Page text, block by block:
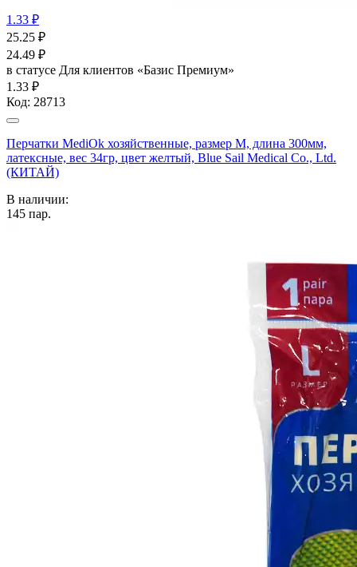
1.33 ₽
25.25 ₽
24.49 ₽
в статусе Для клиентов «Базис Премиум»
1.33 ₽
Код: 28713
Перчатки MediOk хозяйственные, размер M, длина 300мм,
латексные, вес 34гр, цвет желтый, Blue Sail Medical Co., Ltd.
(КИТАЙ)
В наличии:
145 пар.